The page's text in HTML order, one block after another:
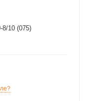
8/10 (075)